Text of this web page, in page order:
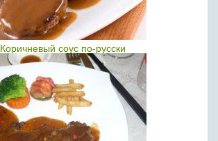
Коричневый соус по-русски